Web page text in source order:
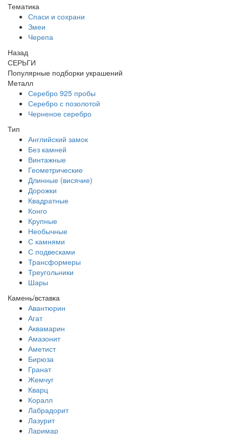
Тематика
Спаси и сохрани
Змеи
Черепа
Назад
СЕРЬГИ
Популярные подборки украшений
Металл
Серебро 925 пробы
Серебро с позолотой
Черненое серебро
Тип
Английский замок
Без камней
Винтажные
Геометрические
Длинные (висячие)
Дорожки
Квадратные
Конго
Крупные
Необычные
С камнями
С подвесками
Трансформеры
Треугольники
Шары
Камень/вставка
Авантюрин
Агат
Аквамарин
Амазонит
Аметист
Бирюза
Гранат
Жемчуг
Кварц
Коралл
Лабрадорит
Лазурит
Ларимар